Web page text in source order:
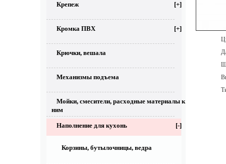
Крепеж [+]
Кромка ПВХ [+]
Крючки, вешала
Механизмы подъема
Мойки, смесители, расходные материалы к
ним
Наполнение для кухонь [-]
Корзины, бутылочницы, ведра